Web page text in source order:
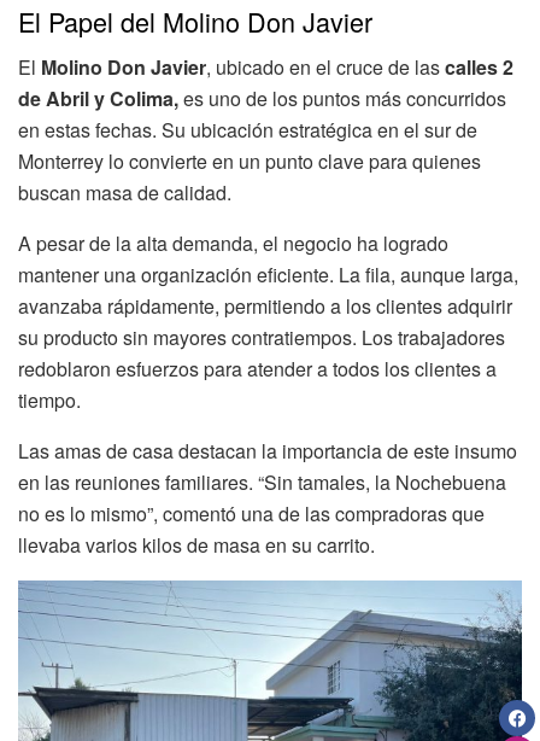
El Papel del Molino Don Javier
El Molino Don Javier, ubicado en el cruce de lascalles 2
de Abril y Colima,es uno de los puntos más concurridos
en estas fechas. Su ubicación estratégica en el sur de
Monterrey lo convierte en un punto clave para quienes
buscan masa de calidad.
A pesar de la alta demanda, el negocio ha logrado
mantener una organización eficiente. La fila, aunque larga,
avanzaba rápidamente, permitiendo a los clientes adquirir
su producto sin mayores contratiempos. Los trabajadores
redoblaron esfuerzos para atender a todos los clientes a
tiempo.
Las amas de casa destacan la importancia de este insumo
en las reuniones familiares. “Sin tamales, la Nochebuena
no es lo mismo”, comentó una de las compradoras que
llevaba varios kilos de masa en su carrito.